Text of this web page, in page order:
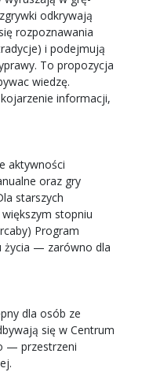
odkrywają
rozpoznawania
i podejmują
To propozycja
wiedzę.
informacji,
aktywności
oraz gry
starszych
stopniu
Program
życia — zarówno dla
dla osób ze
się w Centrum
— przestrzeni